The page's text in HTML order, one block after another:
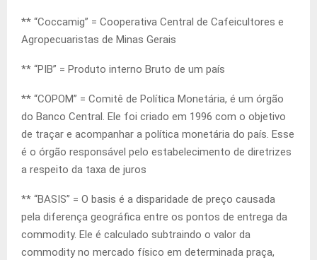
** “Coccamig” = Cooperativa Central de Cafeicultores e
Agropecuaristas de Minas Gerais
** “PIB” = Produto interno Bruto de um país
** “COPOM” = Comitê de Política Monetária, é um órgão
do Banco Central. Ele foi criado em 1996 com o objetivo
de traçar e acompanhar a política monetária do país. Esse
é o órgão responsável pelo estabelecimento de diretrizes
a respeito da taxa de juros
** “BASIS” = O basis é a disparidade de preço causada
pela diferença geográfica entre os pontos de entrega da
commodity. Ele é calculado subtraindo o valor da
commodity no mercado físico em determinada praça,